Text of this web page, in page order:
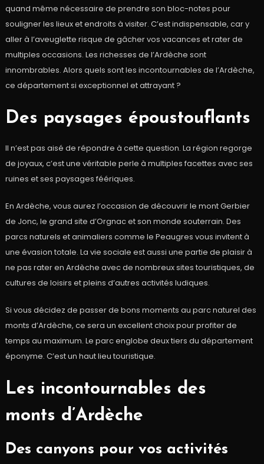
quand même nécessaire de prendre son bloc-notes pour
souligner les lieux et endroits à visiter. C’est indispensable, car y
aller à l’aveuglette risque de gâcher vos vacances et rater de
multiples occasions. Les richesses de l’Ardèche sont
innombrables. Alors quels sont les incontournables de l’Ardèche,
ce département si exceptionnel et attrayant ?
Des paysages époustouflants
Il n’est pas aisé de répondre à cette question. La région regorge
de joyaux, c’est une véritable perle à multiples facettes avec ses
ruines et ses paysages féériques.
En Ardèche, vous aurez l’occasion de découvrir le mont Gerbier
de Jonc, le grand site d’Orgnac et son monde souterrain. Des
parcs naturels et animaliers comme le Peaugres vous invitent à
une évasion totale. La vie sociale est aussi une partie de plaisir à
ne pas rater en Ardèche avec de nombreux sites touristiques, de
cultures de loisirs et pleins d’autres activités ludiques.
Si vous décidez de passer de bons moments au parc naturel des
monts d’Ardèche, ce sera un excellent choix pour profiter de
temps au maximum. Le parc englobe deux tiers du département
éponyme. C’est un haut lieu touristique.
Les incontournables des
monts d’Ardèche
Des canyons pour vos activités